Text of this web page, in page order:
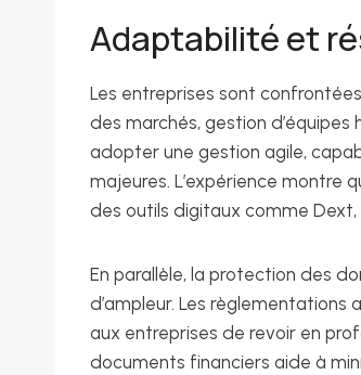
Adaptabilité et
Les entreprises sont
des marchés, gestion
adopter une gestion agile,
majeures. L’expérience montre
des outils digitaux comme
En parallèle, la protection des
d’ampleur. Les
aux entreprises de revoir en
documents financiers aide à